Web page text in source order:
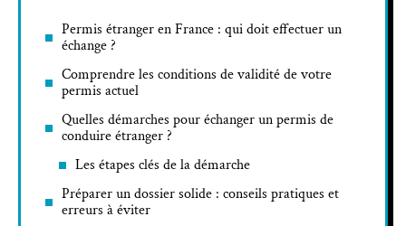
Permis étranger en France : qui doit effectuer un
échange ?
Comprendre les conditions de validité de votre
permis actuel
Quelles démarches pour échanger un permis de
conduire étranger ?
Les étapes clés de la démarche
Préparer un dossier solide : conseils pratiques et
erreurs à éviter